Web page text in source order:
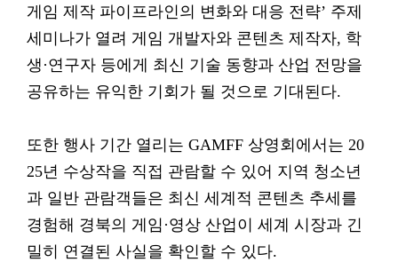
게임 제작 파이프라인의 변화와 대응 전략’ 주제
세미나가 열려 게임 개발자와 콘텐츠 제작자, 학
생·연구자 등에게 최신 기술 동향과 산업 전망을
공유하는 유익한 기회가 될 것으로 기대된다.
또한 행사 기간 열리는 GAMFF 상영회에서는 20
25년 수상작을 직접 관람할 수 있어 지역 청소년
과 일반 관람객들은 최신 세계적 콘텐츠 추세를
경험해 경북의 게임·영상 산업이 세계 시장과 긴
밀히 연결된 사실을 확인할 수 있다.